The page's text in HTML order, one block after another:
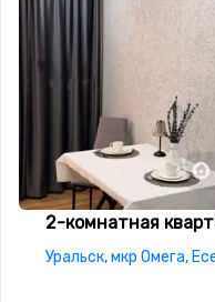
2-комнатная
Уральск, мкр Омега,